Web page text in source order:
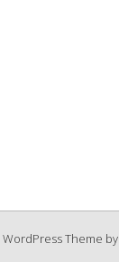
Theme by